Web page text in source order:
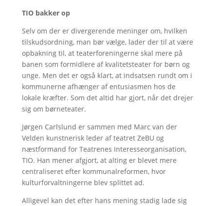
TIO bakker op
Selv om der er divergerende meninger om, hvilken
tilskudsordning, man bør vælge, lader der til at være
opbakning til, at teaterforeningerne skal mere på
banen som formidlere af kvalitetsteater for børn og
unge. Men det er også klart, at indsatsen rundt om i
kommunerne afhænger af entusiasmen hos de
lokale kræfter. Som det altid har gjort, når det drejer
sig om børneteater.
Jørgen Carlslund er sammen med Marc van der
Velden kunstnerisk leder af teatret ZeBU og
næstformand for Teatrenes Interesseorganisation,
TIO. Han mener afgjort, at alting er blevet mere
centraliseret efter kommunalreformen, hvor
kulturforvaltningerne blev splittet ad.
Alligevel kan det efter hans mening stadig lade sig